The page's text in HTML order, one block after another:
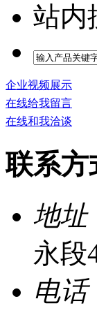
站内
企业视频展示
在线给我留言
在线和我洽谈
联系方
地址
永段
电话